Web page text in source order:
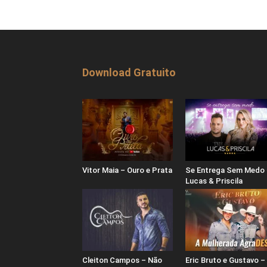
Download Gratuito
Vitor Maia – Ouro e Prata
Se Entrega Sem Medo
Lucas & Priscila
Cleiton Campos – Não
Eric Bruto e Gustavo –